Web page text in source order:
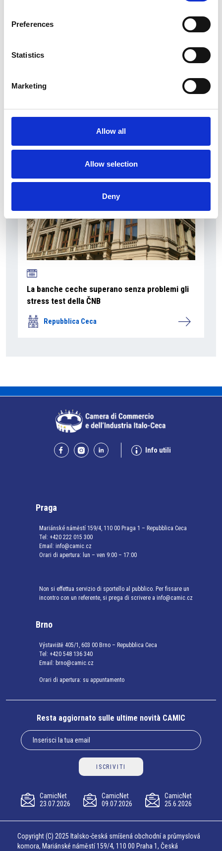
Preferences
Statistics
Marketing
Allow all
Allow selection
Deny
a Praga
Repubblica Ceca
La banche ceche superano senza problemi gli
stress test della ČNB
Repubblica Ceca
Info utili
Praga
Mariánské náměstí 159/4, 110 00 Praga 1 – Repubblica Ceca
Tel: +420 222 015 300
Email: info@camic.cz
Orari di apertura: lun – ven 9:00 – 17:00
Non si effettua servizio di sportello al pubblico. Per fissare un
incontro con un referente, si prega di scrivere a info@camic.cz
Brno
Výstaviště 405/1, 603 00 Brno – Repubblica Ceca
Tel: +420 548 136 340
Email: brno@camic.cz
Orari di apertura: su appuntamento
Resta aggiornato sulle ultime novità CAMIC
ISCRIVITI
CamicNet
23.07.2026
CamicNet
09.07.2026
CamicNet
25.6.2026
Copyright (C) 2025 Italsko-česká smíšená obchodní a průmyslová
komora, Mariánské náměstí 159/4, 110 00 Praha 1, Česká